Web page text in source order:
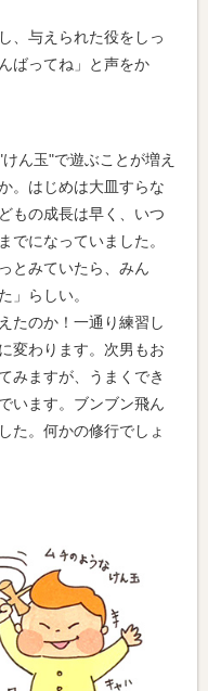
、与えられた役をしっ
ばってね」と声をか
ん玉"で遊ぶことが増え
。はじめは大皿すらな
もの成長は早く、いつ
でになっていました。
とみていたら、みん
」らしい。
たのか！一通り練習し
変わります。次男もお
みますが、うまくでき
います。ブンブン飛ん
た。何かの修行でしょ